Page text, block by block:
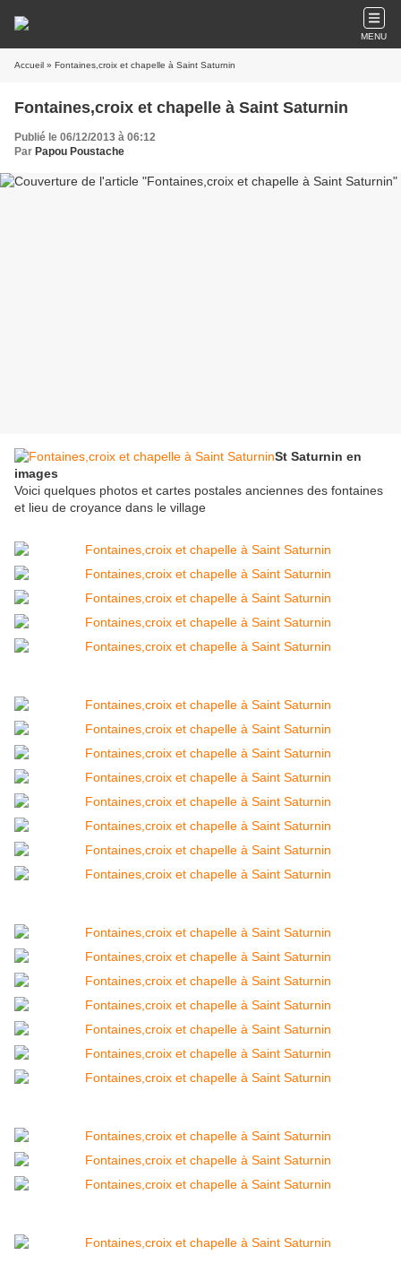
MENU
Accueil » Fontaines,croix et chapelle à Saint Saturnin
Fontaines,croix et chapelle à Saint Saturnin
Publié le 06/12/2013 à 06:12
Par Papou Poustache
St Saturnin en
images
Voici quelques photos et cartes postales anciennes des fontaines
et lieu de croyance dans le village